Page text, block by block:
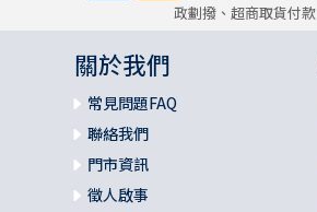
政劃撥、超商取貨付款
關於我們
常見問題FAQ
聯絡我們
門市資訊
徵人啟事